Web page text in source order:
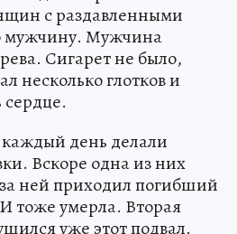
с раздавленными
мужчину. Мужчина
Сигарет не было,
несколько глотков и
сердце.
день делали
Вскоре одна из них
ней приходил погибший
тоже умерла. Вторая
уже этот подвал.